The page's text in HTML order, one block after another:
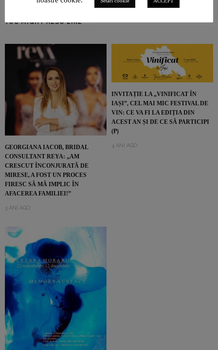
YOU MIGHT ALSO LIKE
GEORGIANA IACOB, BRIDAL
CONSULTANT REYA: „AM
CRESCUT ÎNCONJURATĂ DE
MIRESE, A FOST UN PROCES
FIRESC SĂ MĂ IMPLIC ÎN
AFACEREA FAMILIEI!”
3 ANI AGO
INVITAȚIE LA „VINIFICAT ÎN
IAȘI”, CEL MAI MIC FESTIVAL DE
VIN: CE VA FI LA EDIȚIA DIN
ACEST AN ȘI DE CE SĂ PARTICIPI
(P)
4 ANI AGO